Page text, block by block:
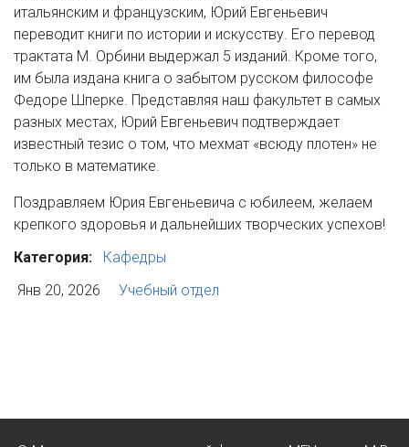
итальянским и французским, Юрий Евгеньевич
переводит книги по истории и искусству. Его перевод
трактата М. Орбини выдержал 5 изданий. Кроме того,
им была издана книга о забытом русском философе
Федоре Шперке. Представляя наш факультет в самых
разных местах, Юрий Евгеньевич подтверждает
известный тезис о том, что мехмат «всюду плотен» не
только в математике.
Поздравляем Юрия Евгеньевича с юбилеем, желаем
крепкого здоровья и дальнейших творческих успехов!
Категория:
Кафедры
Янв 20, 2026
Учебный отдел